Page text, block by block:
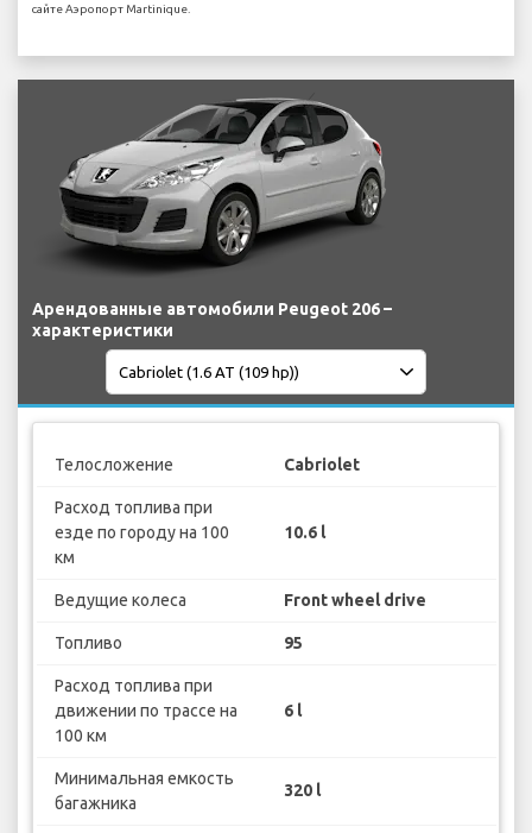
сайте Аэропорт Martinique.
Арендованные автомобили Peugeot 206 –
характеристики
Телосложение Cabriolet
Расход топлива при
езде по городу на 100
км
10.6 l
Ведущие колеса Front wheel drive
Топливо 95
Расход топлива при
движении по трассе на
100 км
6 l
Минимальная емкость
багажника
320 l